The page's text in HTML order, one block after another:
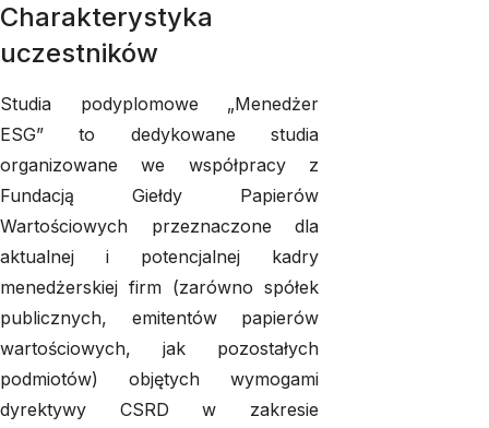
Charakterystyka
uczestników
Studia podyplomowe „Menedżer
ESG” to dedykowane studia
organizowane we współpracy z
Fundacją Giełdy Papierów
Wartościowych przeznaczone dla
aktualnej i potencjalnej kadry
menedżerskiej firm (zarówno spółek
publicznych, emitentów papierów
wartościowych, jak pozostałych
podmiotów) objętych wymogami
dyrektywy CSRD w zakresie